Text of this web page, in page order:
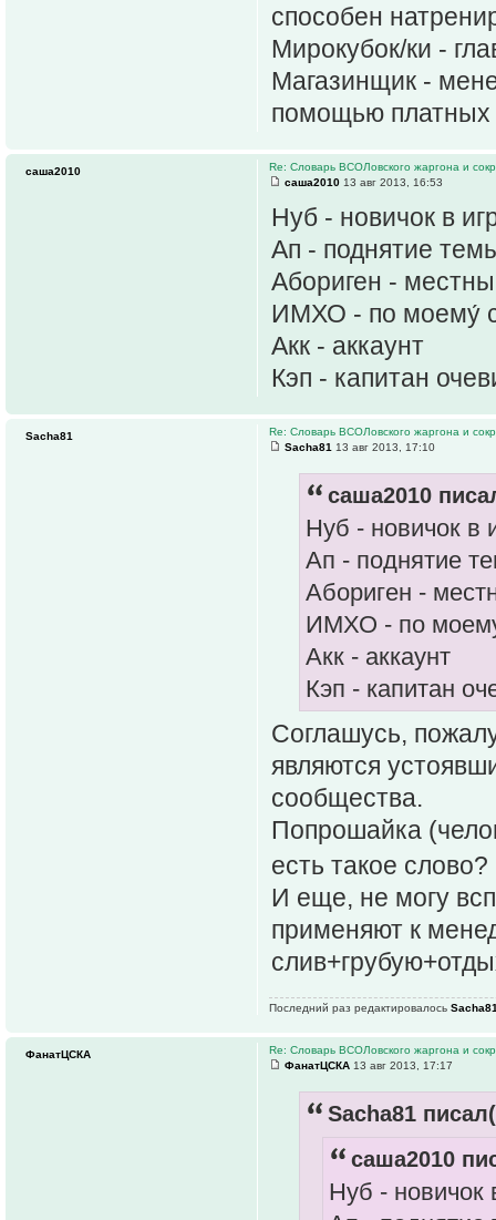
способен
Мирокубок/ки -
Магазинщик -
помощью платных
Re: Словарь ВСОЛовского жаргона и
саша2010 13 авг 2013, 16:53
Нуб - новичок в
Ап - поднятие
Абориген -
ИМХО - по моему́
Акк - аккаунт
Кэп - капитан
саша2010
Re: Словарь ВСОЛовского жаргона и
Sacha81 13 авг 2013, 17:10
саша2010
Нуб - новичок в
Ап - поднятие
Абориген -
ИМХО - по
Акк - аккаунт
Кэп - капитан
Соглашусь,
являются
сообщества.
Попрошайка
есть такое
И еще, не могу
применяют к
Последний раз редактировалось
Sacha81
Re: Словарь ВСОЛовского жаргона и
ФанатЦСКА 13 авг 2013, 17:17
Sacha81
саша2010
Нуб - новичок
ФанатЦСКА